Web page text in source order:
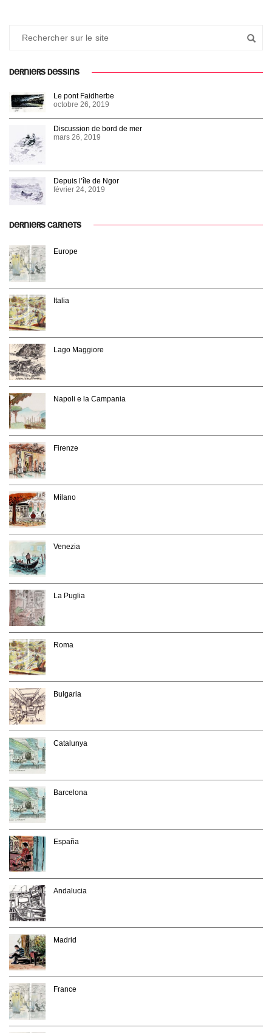
DERNIERS DESSINS
Le pont Faidherbe
octobre 26, 2019
Discussion de bord de mer
mars 26, 2019
Depuis l’île de Ngor
février 24, 2019
DERNIERS CARNETS
Europe
Italia
Lago Maggiore
Napoli e la Campania
Firenze
Milano
Venezia
La Puglia
Roma
Bulgaria
Catalunya
Barcelona
España
Andalucia
Madrid
France